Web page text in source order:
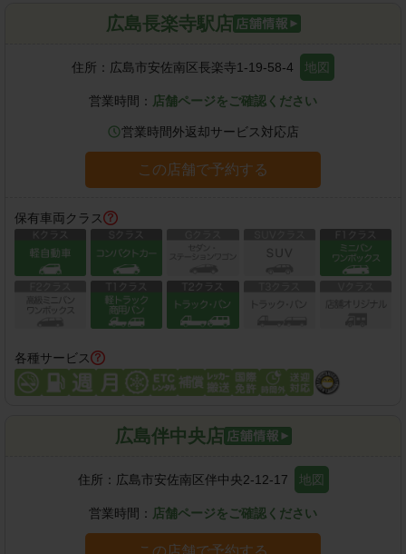
広島長楽寺駅店
住所： 広島市安佐南区長楽寺1-19-58-4 地図
営業時間： 店舗ページをご確認ください
営業時間外返却サービス対応店
この店舗で予約する
保有車両クラス
各種サービス
広島伴中央店
住所： 広島市安佐南区伴中央2-12-17 地図
営業時間： 店舗ページをご確認ください